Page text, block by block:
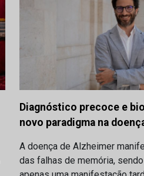
Diagnóstico precoce e
novo paradigma na
A doença de Alzheimer
das falhas de memória,